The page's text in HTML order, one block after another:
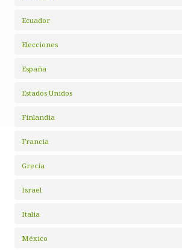
Ecuador
Elecciones
España
Estados Unidos
Finlandia
Francia
Grecia
Israel
Italia
México